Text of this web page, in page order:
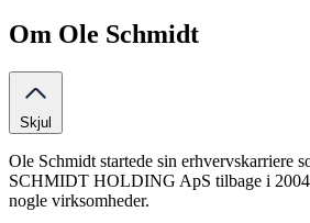
Om Ole Schmidt
Skjul
Ole Schmidt startede sin erhvervskarriere
SCHMIDT HOLDING ApS tilbage i
nogle virksomheder.